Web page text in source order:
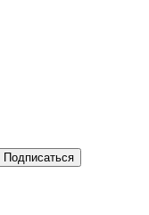
Подписаться